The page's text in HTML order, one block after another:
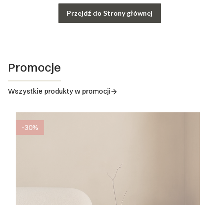
Przejdź do Strony głównej
Promocje
Wszystkie produkty w promocji
-30%